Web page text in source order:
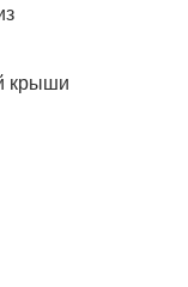
крыши